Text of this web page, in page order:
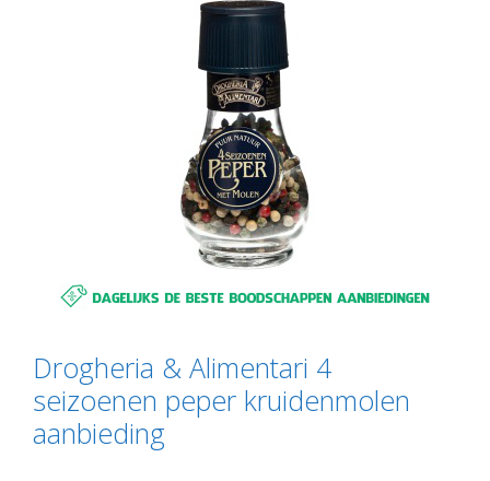
Drogheria & Alimentari 4
seizoenen peper kruidenmolen
aanbieding